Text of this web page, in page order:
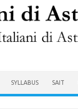
SYLLABUS SAIT